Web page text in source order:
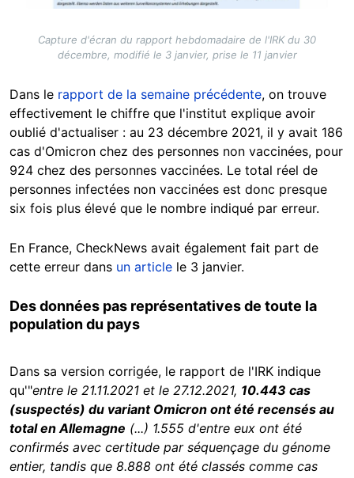
Capture d'écran du rapport hebdomadaire de l'IRK du 30
décembre, modifié le 3 janvier, prise le 11 janvier
Dans le rapport de la semaine précédente, on trouve
effectivement le chiffre que l'institut explique avoir
oublié d'actualiser : au 23 décembre 2021, il y avait 186
cas d'Omicron chez des personnes non vaccinées, pour
924 chez des personnes vaccinées. Le total réel de
personnes infectées non vaccinées est donc presque
six fois plus élevé que le nombre indiqué par erreur.
En France, CheckNews avait également fait part de
cette erreur dans un article le 3 janvier.
Des données pas représentatives de toute la
population du pays
Dans sa version corrigée, le rapport de l'IRK indique
qu'"entre le 21.11.2021 et le 27.12.2021, 10.443 cas
(suspectés) du variant Omicron ont été recensés au
total en Allemagne (...) 1.555 d'entre eux ont été
confirmés avec certitude par séquençage du génome
entier, tandis que 8.888 ont été classés comme cas